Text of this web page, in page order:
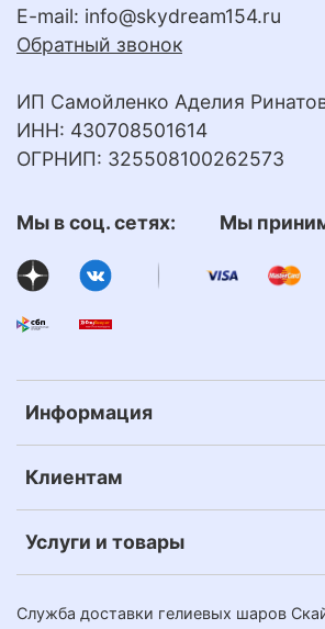
Информация
Клиентам
Услуги и товары
E-mail: info@skydream154.ru
Обратный звонок
ИП Самойленко Аделия
ИНН: 430708501614
ОГРНИП: 325508100262573
Мы в соц. сетях: Мы
Служба доставки гелиевых шаров